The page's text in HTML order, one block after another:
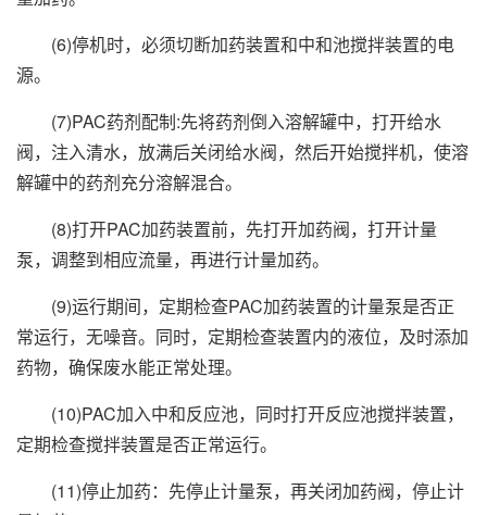
(6)停机时，必须切断加药装置和中和池搅拌装置的电
源。
(7)PAC药剂配制:先将药剂倒入溶解罐中，打开给水
阀，注入清水，放满后关闭给水阀，然后开始搅拌机，使溶
解罐中的药剂充分溶解混合。
(8)打开PAC加药装置前，先打开加药阀，打开计量
泵，调整到相应流量，再进行计量加药。
(9)运行期间，定期检查PAC加药装置的计量泵是否正
常运行，无噪音。同时，定期检查装置内的液位，及时添加
药物，确保废水能正常处理。
(10)PAC加入中和反应池，同时打开反应池搅拌装置，
定期检查搅拌装置是否正常运行。
(11)停止加药：先停止计量泵，再关闭加药阀，停止计